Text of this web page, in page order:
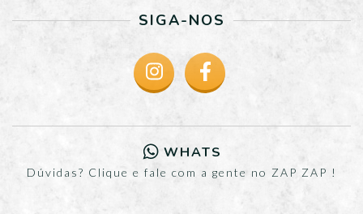
SIGA-NOS
WHATS
Dúvidas? Clique e fale com a gente no ZAP ZAP !